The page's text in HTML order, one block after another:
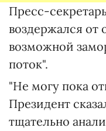
Пресс-
воздержался от
возможной
поток".
"Не могу пока
Президент
тщательно